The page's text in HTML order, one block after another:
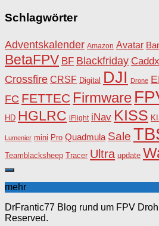
Schlagwörter
Adventskalender Amazon Avatar
BetaFPV BF Blackfriday Caddx
Crossfire CRSF Digital DJI Drone
FC FETTEC Firmware
HD HGLRC iFlight iNav KISS
Lumenier mini Pro Quadmula Sale
Teamblacksheep Tracer Ultra update
mehr
DrFrantic77 Blog rund um FPV
Reserved.